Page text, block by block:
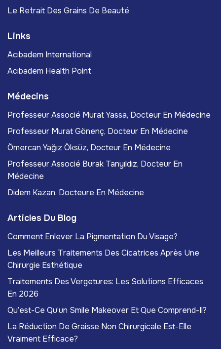
Le Retrait Des Grains De Beauté
Links
Acıbadem International
Acıbadem Health Point
Médecins
Professeur Associé Murat Yassa, Docteur En Médecine
Professeur Murat Gönenç, Docteur En Médecine
Ömercan Yağız Öksüz, Docteur En Médecine
Professeur Associé Burak Tanyıldız, Docteur En
Médecine
Didem Kazan, Docteure En Médecine
Articles Du Blog
Comment Enlever La Pigmentation Du Visage?
Les Meilleurs Traitements Des Cicatrices Après Une
Chirurgie Esthétique
Traitements Des Vergetures: Les Solutions Efficaces
En 2026
Qu’est-Ce Qu’un Smile Makeover Et Que Comprend-Il?
La Réduction De Graisse Non Chirurgicale Est-Elle
Vraiment Efficace?